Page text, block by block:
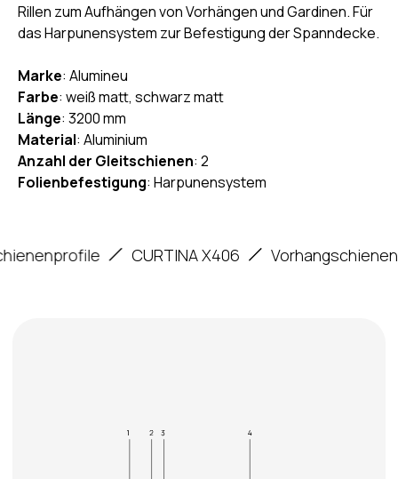
Rillen zum Aufhängen von Vorhängen und Gardinen. Für
das Harpunensystem zur Befestigung der Spanndecke.
Marke: Alumineu
Farbe: weiß matt, schwarz matt
Länge: 3200 mm
Material: Aluminium
Anzahl der Gleitschienen: 2
Folienbefestigung: Harpunensystem
CURTINA X406 Vorhangschienenprofile
Nut für LED-Band.
Verbindungsnuten.
CAD-Datei